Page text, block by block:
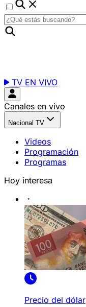
TV EN VIVO
Canales en vivo
Nacional TV
Videos
Programación
Programas
Hoy interesa
Precio del dólar